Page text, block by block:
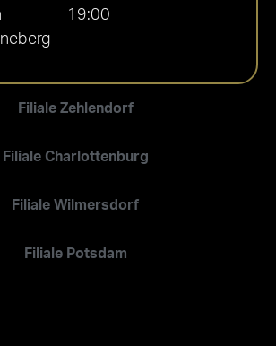
Filiale Zehlendorf
Filiale Charlottenburg
Filiale Wilmersdorf
Filiale Potsdam
19:00